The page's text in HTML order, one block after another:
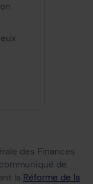
des Finances
de
la Réforme de la